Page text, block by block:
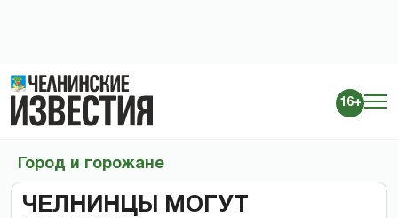
16+
Город и горожане
ЧЕЛНИНЦЫ МОГУТ